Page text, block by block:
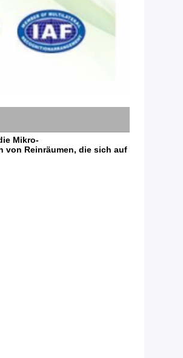
Mikro-
Reinräumen, die sich auf